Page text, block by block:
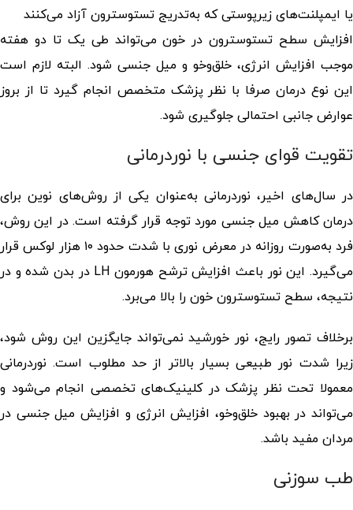
یا ایمپلنت‌های زیرپوستی که به‌تدریج تستوسترون آزاد می‌کنند
افزایش سطح تستوسترون در خون می‌تواند طی یک تا دو هفته
موجب افزایش انرژی، خلق‌وخو و میل جنسی شود. البته لازم است
این نوع درمان صرفا با نظر پزشک متخصص انجام گیرد تا از بروز
عوارض جانبی احتمالی جلوگیری شود.
تقویت قوای جنسی با نوردرمانی
در سال‌های اخیر، نوردرمانی به‌عنوان یکی از روش‌های نوین برای
درمان کاهش میل جنسی مورد توجه قرار گرفته است. در این روش،
فرد به‌صورت روزانه در معرض نوری با شدت حدود ۱۰ هزار لوکس قرار
می‌گیرد. این نور باعث افزایش ترشح هورمون LH در بدن شده و در
نتیجه، سطح تستوسترون خون را بالا می‌برد.
برخلاف تصور رایج، نور خورشید نمی‌تواند جایگزین این روش شود،
زیرا شدت نور طبیعی بسیار بالاتر از حد مطلوب است. نوردرمانی
معمولا تحت نظر پزشک در کلینیک‌های تخصصی انجام می‌شود و
می‌تواند در بهبود خلق‌وخو، افزایش انرژی و افزایش میل جنسی در
مردان مفید باشد.
طب سوزنی